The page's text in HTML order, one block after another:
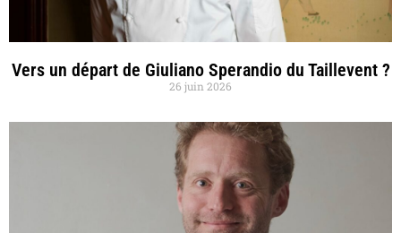
Vers un départ de Giuliano Sperandio du Taillevent ?
26 juin 2026